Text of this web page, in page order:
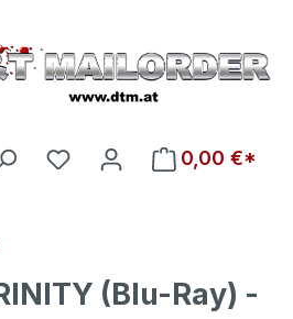
Du hast 0 Produkte auf
0,00 €*
(Blu-Ray) -